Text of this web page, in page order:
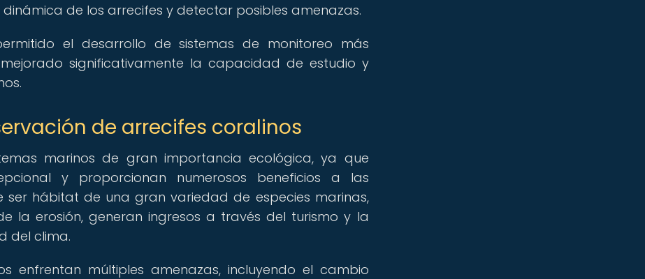
de los arrecifes y detectar posibles amenazas.
el desarrollo de sistemas de monitoreo más
significativamente la capacidad de estudio y
de arrecifes coralinos
marinos de gran importancia ecológica, ya que
y proporcionan numerosos beneficios a las
ser hábitat de una gran variedad de especies marinas,
la erosión, generan ingresos a través del turismo y la
del clima.
enfrentan múltiples amenazas, incluyendo el cambio